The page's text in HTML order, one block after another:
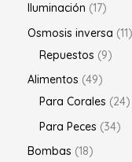
Iluminación 17
Osmosis inversa 11
Repuestos
9
Alimentos 49
Para Corales
24
Para Peces
34
Bombas 18